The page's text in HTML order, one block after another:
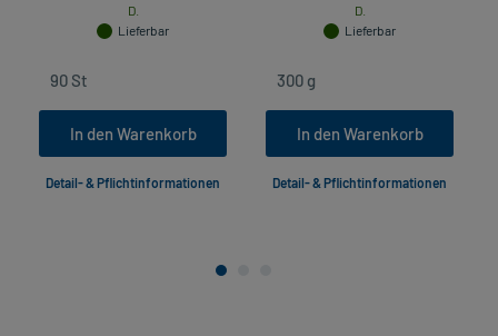
D.
Lieferbar
In den Warenkorb
Detail- & Pflichtinformationen
D.
Lieferbar
In den Warenkorb
Detail- & Pflichtinformationen